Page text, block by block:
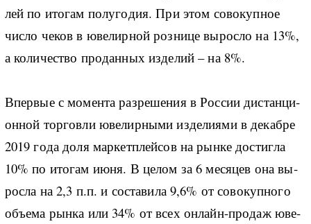
лей по ито­гам по­лу­го­дия. При этом со­во­ку­п­ное
чис­ло че­ков в юве­ли­р­ной роз­ни­це вы­рос­ло на 13%,
а ко­ли­че­ство про­дан­ных из­де­лий – на 8%.
Впе­р­вые с мо­мен­та раз­ре­ше­ния в Рос­сии ди­стан­ци­
он­ной тор­го­в­ли юве­ли­р­ны­ми из­де­ли­я­ми в де­ка­б­ре
2019 го­да до­ля мар­кет­плей­сов на ры­н­ке до­сти­г­ла
10% по ито­гам июня. В це­лом за 6 ме­ся­цев она вы­
рос­ла на 2,3 п.п. и со­ста­ви­ла 9,6% от со­во­ку­п­но­го
объ­е­ма ры­н­ка или 34% от всех он­лайн-­про­даж юве­